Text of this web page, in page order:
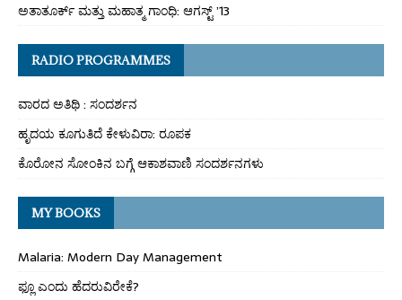
ಅತಾತೂರ್ಕ್ ಮತ್ತು ಮಹಾತ್ಮ ಗಾಂಧಿ: ಆಗಸ್ಟ್ ’13
RADIO PROGRAMMES
ವಾರದ ಅತಿಥಿ : ಸಂದರ್ಶನ
ಹೃದಯ ಕೂಗುತಿದೆ ಕೇಳುವಿರಾ: ರೂಪಕ
ಕೊರೋನ ಸೋಂಕಿನ ಬಗ್ಗೆ ಆಕಾಶವಾಣಿ ಸಂದರ್ಶನಗಳು
MY BOOKS
Malaria: Modern Day Management
ಫ್ಲೂ ಎಂದು ಹೆದರುವಿರೇಕೆ?